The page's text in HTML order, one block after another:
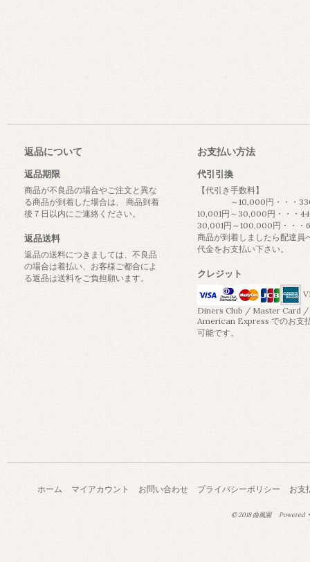
返品について
返品期限
商品が不良品の場合やご注文と異な
る商品が到着した場合は、 商品到着
後７日以内にご連絡ください。
返品送料
返品の送料につきましては、不良品
の場合は着払い、お客様ご都合によ
る返品は送料をご負担願います。
お支払い方法
代引引換
【代引き手数料】
～10,000円・・・
10,001円～30,000円・・・
30,001円～100,000円・・・
商品が到着しましたら配達員
代金をお支払い下さい。
クレジット
Diners Club / Master Card /
American Express でのお支
可能です。
ホーム マイアカウント お問い合わせ プライバシーポリシー お支
© 2018 曲風園 Powered